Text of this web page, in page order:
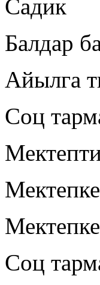
Садик
Балдар
Айылга
Соц
Соц